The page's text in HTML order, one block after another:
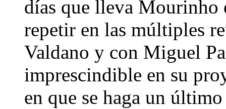
días que lleva Mourinho
repetir en las múltiples
Valdano y con Miguel
imprescindible en su
en que se haga un